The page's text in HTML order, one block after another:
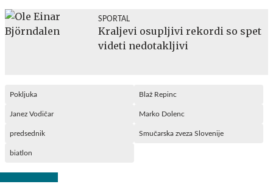
SPORTAL
Kraljevi osupljivi rekordi so spet
videti nedotakljivi
Pokljuka Blaž Repinc
Janez Vodičar Marko Dolenc
predsednik Smučarska zveza Slovenije
biatlon